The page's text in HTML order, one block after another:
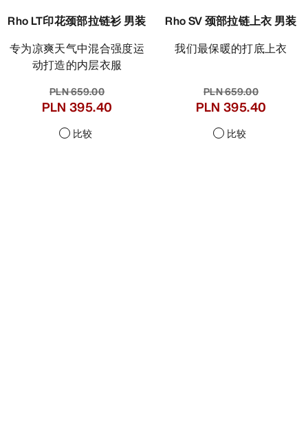
Rho LT印花颈部拉链衫 男装
专为凉爽天气中混合强度运
动打造的内层衣服
PLN 659.00
PLN 395.40
比较
Rho SV 颈部拉链上衣 男装
我们最保暖的打底上衣
PLN 659.00
PLN 395.40
比较